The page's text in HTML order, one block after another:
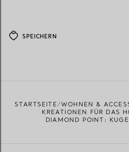
SPEICHERN
STARTSEITE WOHNEN &
KREATIONEN FÜR DAS
DIAMOND POINT: